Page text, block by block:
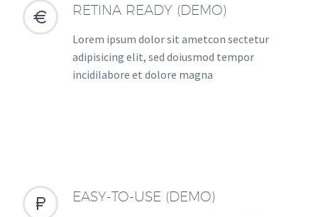

 RETINA READY (DEMO)
Lorem ipsum dolor sit ametcon sectetur
adipisicing elit, sed doiusmod tempor
incidilabore et dolore magna

 EASY-TO-USE (DEMO)